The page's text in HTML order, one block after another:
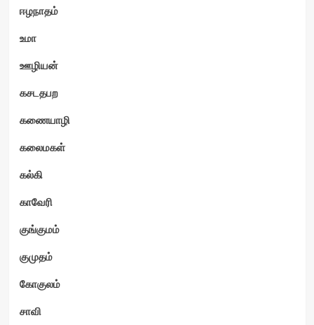
ஈழநாதம்
உமா
ஊழியன்
கசடதபற
கணையாழி
கலைமகள்
கல்கி
காவேரி
குங்குமம்
குமுதம்
கோகுலம்
சாவி